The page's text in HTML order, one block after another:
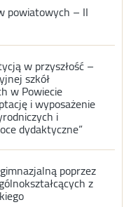
powiatowych – II
w przyszłość –
szkół
w Powiecie
i wyposażenie
i
dydaktyczne”
poprzez
z